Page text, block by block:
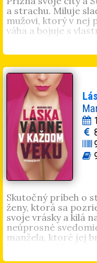
a strachu. Miluje
mužovi, ktorý v nej
váha a bojuje s
rozhodnutiu. Vtedy
peklo...
Angie Oravcová
poéziu. Vyšli jej
(2016). Jej
Skutočný príbeh o
ženy, ktorá sa
svoje vrásky a kilá
neúprosné
manžela, ktoré jej